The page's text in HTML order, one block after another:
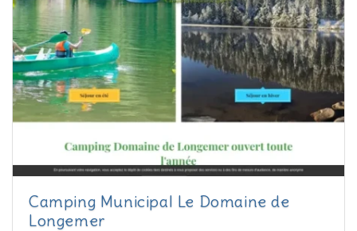
Camping Municipal Le Domaine de
Longemer